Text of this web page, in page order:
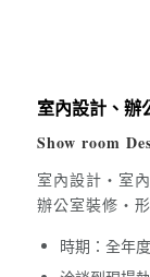
室內設計、辦
Show room
室內設計・室
辦公室裝修・
時期：全年度